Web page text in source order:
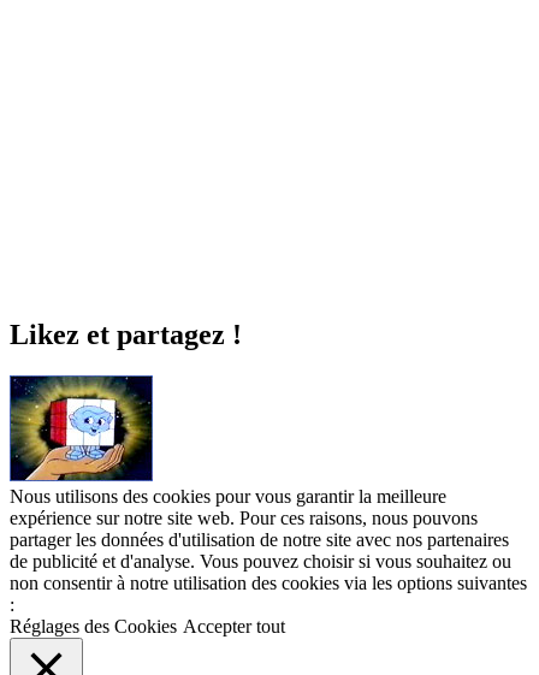
Likez et partagez !
Nous utilisons des cookies pour vous garantir la meilleure
expérience sur notre site web. Pour ces raisons, nous pouvons
partager les données d'utilisation de notre site avec nos partenaires
de publicité et d'analyse. Vous pouvez choisir si vous souhaitez ou
non consentir à notre utilisation des cookies via les options suivantes
:
Réglages des Cookies Accepter tout